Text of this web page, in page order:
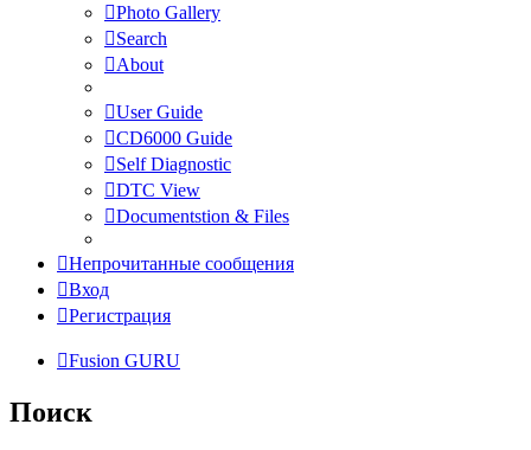
Photo Gallery
Search
About
User Guide
CD6000 Guide
Self Diagnostic
DTC View
Documentstion & Files
Непрочитанные сообщения
Вход
Регистрация
Fusion GURU
Поиск